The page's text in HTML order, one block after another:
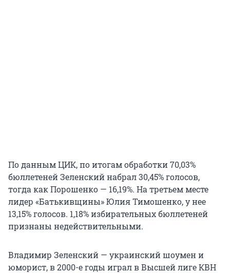
По данным ЦИК, по итогам обработки 70,03%
бюллетеней Зеленский набрал 30,45% голосов,
тогда как Порошенко — 16,19%. На третьем месте
лидер «Батькивщины» Юлия Тимошенко, у нее
13,15% голосов. 1,18% избирательных бюллетеней
признаны недействительными.
Владимир Зеленский — украинский шоумен и
юморист, в 2000-е годы играл в Высшей лиге КВН